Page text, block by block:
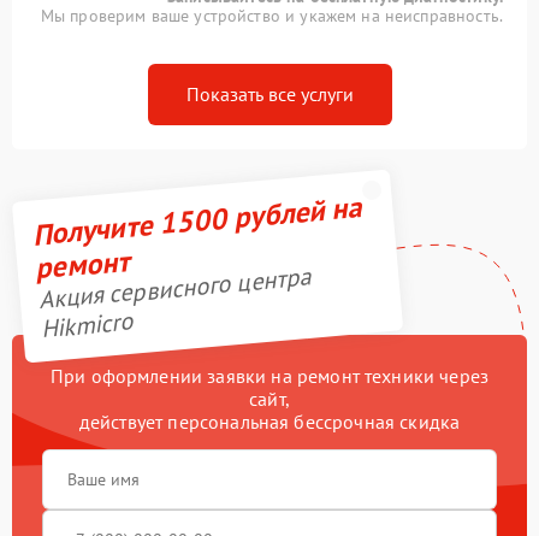
Мы проверим ваше устройство и укажем на неисправность.
Показать все услуги
Получите 1500 рублей на
ремонт
Акция сервисного центра
Hikmicro
При оформлении заявки на ремонт техники через
сайт,
действует персональная бессрочная скидка